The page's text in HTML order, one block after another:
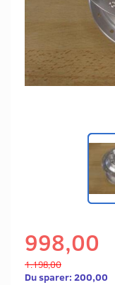
998,00
1.198,00
Du sparer: 200,00